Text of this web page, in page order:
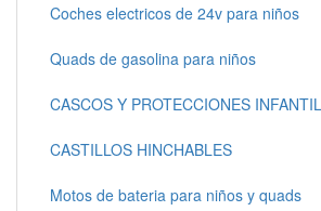
Coches electricos de 24v para niños
Quads de gasolina para niños
CASCOS Y PROTECCIONES
CASTILLOS HINCHABLES
Motos de bateria para niños y quads